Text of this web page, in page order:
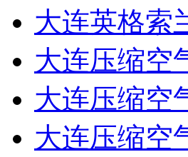
大连英格索
大连压缩空
大连压缩空
大连压缩空